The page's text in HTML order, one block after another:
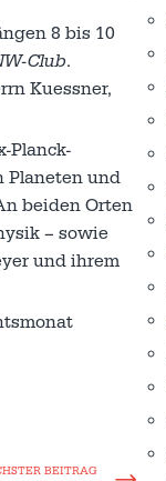
8 bis 10
Club.
Kuessner,
Planck-
Planeten und
beiden Orten
– sowie
und ihrem
BEITRAG